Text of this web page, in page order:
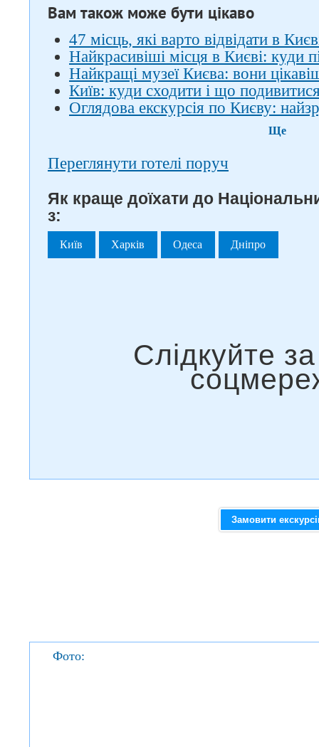
Вам також може бути цікаво
47 місць, які варто відвідати в
Найкрасивіші місця в Києві: куди
Найкращі музеї Києва: вони
Київ: куди сходити і що
Оглядова екскурсія по Києву:
Ще
Переглянути готелі поруч
Як краще доїхати до
з:
Київ Харків Одеса Дніпро
Замовити
Фото: